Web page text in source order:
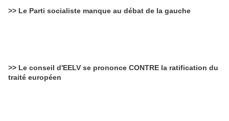
>> Le Parti socialiste manque au débat de la gauche
>> Le conseil d'EELV se prononce CONTRE la ratification du
traité européen